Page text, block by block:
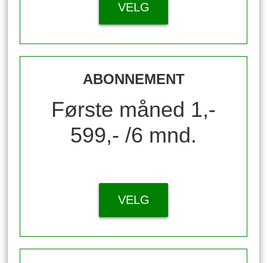
VELG
ABONNEMENT
Første måned 1,-
599,- /6 mnd.
VELG